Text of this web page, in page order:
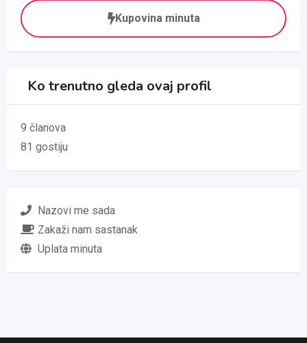
Kupovina minuta
Ko trenutno gleda ovaj profil
9 članova
81 gostiju
Nazovi me sada
Zakaži nam sastanak
Uplata minuta